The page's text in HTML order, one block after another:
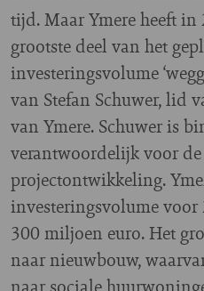
tijd. Maar Ymere heeft
grootste deel van het
investeringsvolume
van Stefan Schuwer, lid
van Ymere. Schuwer is
verantwoordelijk voor
projectontwikkeling.
investeringsvolume
300 miljoen euro. Het
naar nieuwbouw,